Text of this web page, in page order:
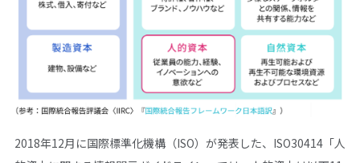
2018年12月に国際標準化機構（ISO）が発表した、ISO30414「人